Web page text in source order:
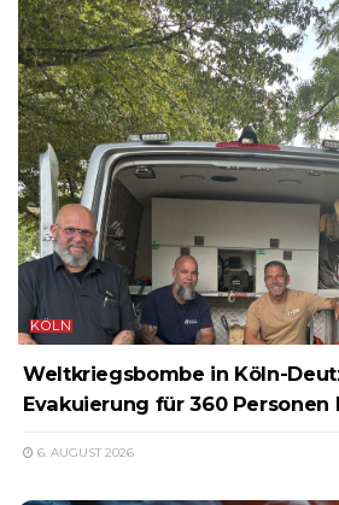
KÖLN
Weltkriegsbombe in Köln-
Evakuierung für 360 Personen
6. AUGUST 2026